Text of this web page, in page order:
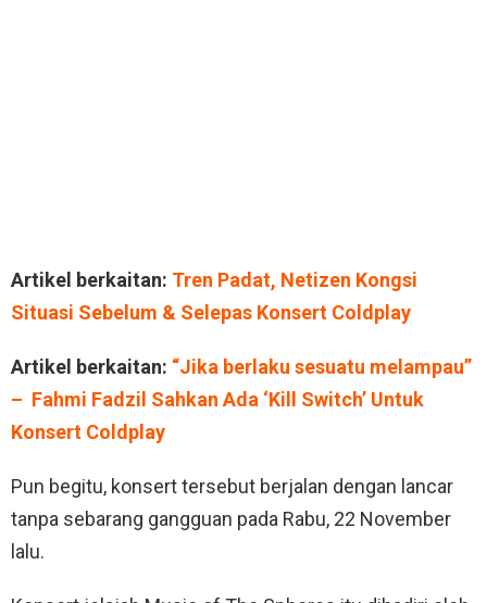
Artikel berkaitan: Tren Padat, Netizen Kongsi
Situasi Sebelum & Selepas Konsert Coldplay
Artikel berkaitan: “Jika berlaku sesuatu melampau”
– Fahmi Fadzil Sahkan Ada ‘Kill Switch’ Untuk
Konsert Coldplay
Pun begitu, konsert tersebut berjalan dengan lancar
tanpa sebarang gangguan pada Rabu, 22 November
lalu.